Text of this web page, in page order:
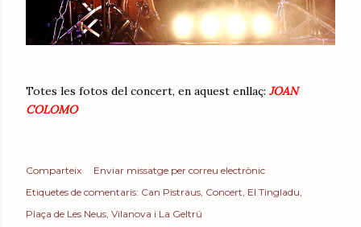
Totes les fotos del concert, en aquest enllaç: JOAN
COLOMO
Comparteix
Enviar missatge per correu electrònic
Etiquetes de comentaris: Can Pistraus Concert El Tingladu
Plaça de Les Neus Vilanova i La Geltrú